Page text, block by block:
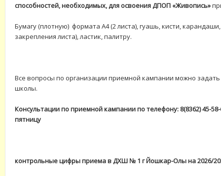
способностей, необходимых, для освоения ДПОП «Живопись»
Бумагу (плотную) формата А4 (2 листа), гуашь, кисти,
закрепления листа), ластик, палитру.
Все вопросы по организации приемной кампании можно
школы.
Консультации по приемной кампании по телефону: 8(8362) 45-
пятницу
контрольные цифры приема в ДХШ № 1 г Йошкар-Олы на 2026/